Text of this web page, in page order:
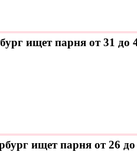
ищет парня от 31 до
ищет парня от 26 до